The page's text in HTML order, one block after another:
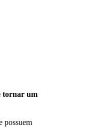
tornar um
possuem